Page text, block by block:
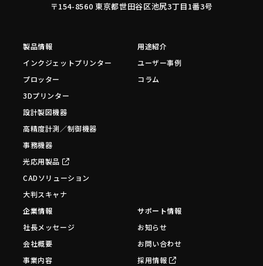
〒154-8560 東京都世田谷区池尻3丁目1番3号
製品情報
インクジェットプリンター
プロッター
3Dプリンター
設計製図機器
高精度計測／制御機器
事務機器
光応用製品
CADソリューション
大判スキャナ
用途紹介
ユーザー事例
コラム
企業情報
社長メッセージ
会社概要
事業内容
サポート情報
お知らせ
お問い合わせ
採用情報